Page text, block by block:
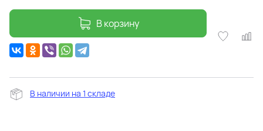
В корзину
В наличии на 1 складе